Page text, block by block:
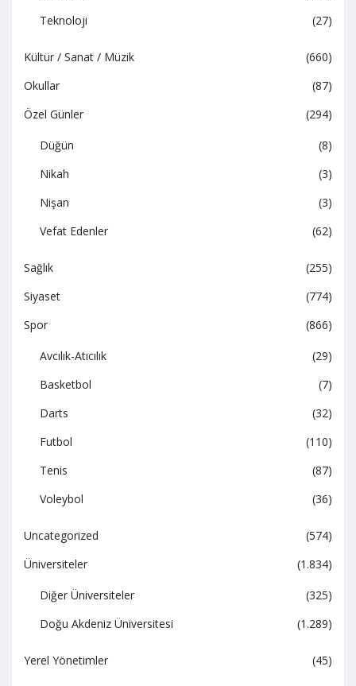
Teknoloji
(27)
Kültür / Sanat / Müzik
(660)
Okullar
(87)
Özel Günler
(294)
Düğün
(8)
Nikah
(3)
Nişan
(3)
Vefat Edenler
(62)
Sağlık
(255)
Siyaset
(774)
Spor
(866)
Avcılık-Atıcılık
(29)
Basketbol
(7)
Darts
(32)
Futbol
(110)
Tenis
(87)
Voleybol
(36)
Uncategorized
(574)
Üniversiteler
(1.834)
Diğer Üniversiteler
(325)
Doğu Akdeniz Üniversitesi
(1.289)
Yerel Yönetimler (45)